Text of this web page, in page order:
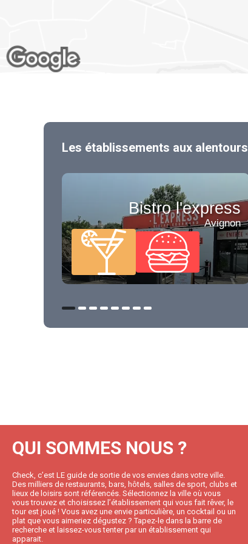
Les établissements aux alentours
Bistro l'express
Avignon
QUI SOMMES NOUS ?
Check, c’est LE guide de sortie de vos envies dans votre ville.
Des milliers de restaurants, bars, hôtels, salles de sport, clubs et
lieux de loisirs sont référencés. Sélectionnez la ville où vous
vous trouvez et choisissez l’établissement qui vous fait rêver, le
tour est joué ! Vous avez une envie particulière, un cocktail ou un
plat que vous aimeriez dégustez ? Tapez-le dans la barre de
recherche et laissez-vous tenter par un établissement qui
apparait.